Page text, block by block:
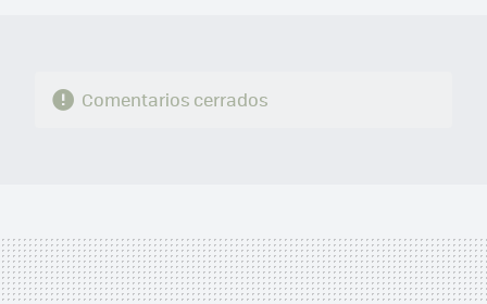
Comentarios cerrados